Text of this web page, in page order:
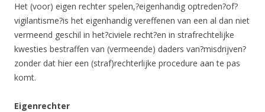
Het (voor) eigen rechter spelen,?eigenhandig optreden?of?
vigilantisme?is het eigenhandig vereffenen van een al dan niet
vermeend geschil in het?civiele recht?en in strafrechtelijke
kwesties bestraffen van (vermeende) daders van?misdrijven?
zonder dat hier een (straf)rechterlijke procedure aan te pas
komt.
Eigenrechter